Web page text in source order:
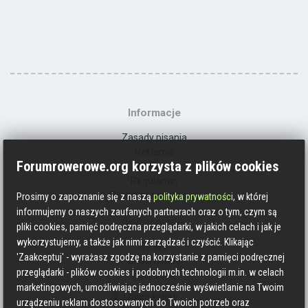
Informacje
Zasady pisania
Kontakt
Polityka prywatności
Social media
Strava
Endomondo
Facebook
Zmień kolory
Forumrowerowe.org korzysta z plików cookies
Prosimy o zapoznanie się z nasząpolityka prywatności, w której
informujemy o naszych zaufanych partnerach oraz o tym, czym są
pliki cookies, pamięć podręczna przeglądarki, w jakich celach i jak je
wykorzystujemy, a także jak nimi zarządzać i czyścić. Klikając
'Zaakceptuj' - wyrażasz zgodzę na korzystanie z pamięci podręcznej
przeglądarki - plików cookies i podobnych technologii m.in. w celach
marketingowych, umożliwiając jednocześnie wyświetlanie na Twoim
urządzeniu reklam dostosowanych do Twoich potrzeb oraz